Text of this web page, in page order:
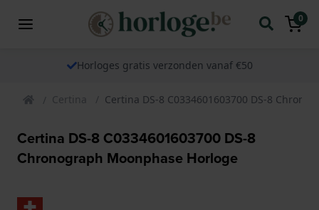
0
Horloges gratis verzonden vanaf €50
Certina Certina DS-8 C0334601603700 DS-8
Certina DS-8 C0334601603700 DS-8
Chronograph Moonphase Horloge